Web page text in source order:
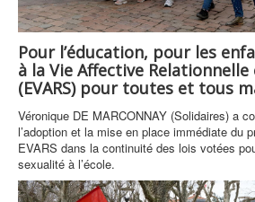
Pour l’éducation, pour les
à la Vie Affective Relationnelle
(EVARS) pour toutes et tous
Véronique DE MARCONNAY (Solidaires) a
l’adoption et la mise en place immédiate du
EVARS dans la continuité des lois votées
sexualité à l’école.